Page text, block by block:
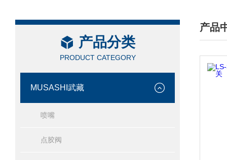
产品分类
PRODUCT CATEGORY
MUSASHI武藏
喷嘴
点胶阀
产品
/